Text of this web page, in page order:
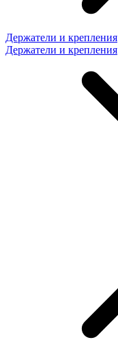
Держатели и крепления
Держатели и крепления